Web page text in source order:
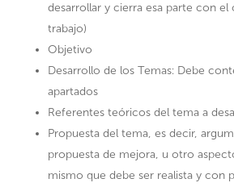
desarrollar y cierra esa parte con el
trabajo)
Objetivo
Desarrollo de los Temas: Debe
apartados
Referentes teóricos del tema a
Propuesta del tema, es decir,
propuesta de mejora, u otro
mismo que debe ser realista y con